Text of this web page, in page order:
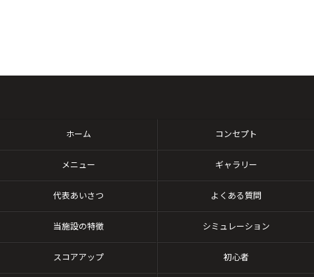
ホーム コンセプト
メニュー ギャラリー
代表あいさつ よくある質問
当施設の特徴 シミュレーション
スコアアップ 初心者